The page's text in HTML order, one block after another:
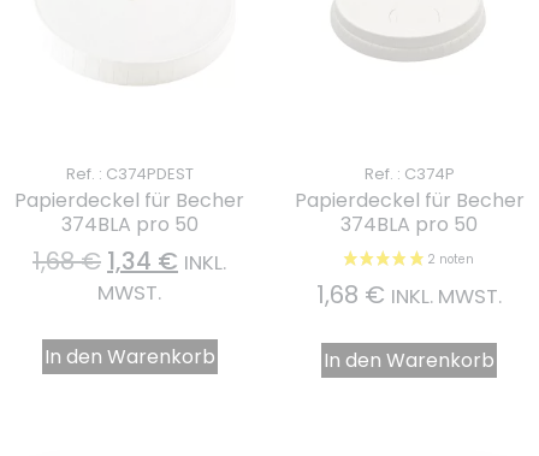
Ref. : C374PDEST
Papierdeckel für Becher
374BLA pro 50
1,68€ 1,34 € INKL.
MWST.
In den Warenkorb
Ref. : C374P
Papierdeckel für Becher
374BLA pro 50
1,68 € INKL. MWST.
In den Warenkorb